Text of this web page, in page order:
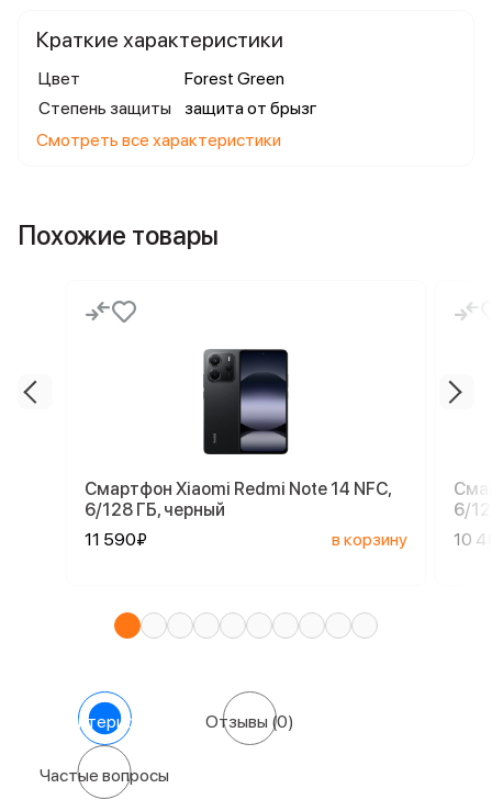
Краткие характеристики
Цвет
Forest Green
Степень защиты
защита от брызг
Смотреть все характеристики
Похожие товары
Смартфон Xiaomi Redmi Note 14 NFC,
6/128 ГБ, черный
11 590₽
в корзину
6/
10
Характеристики Отзывы (0)
Частые вопросы